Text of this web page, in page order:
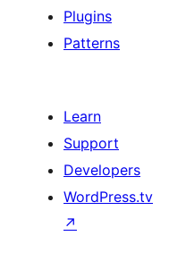
Plugins
Patterns
Learn
Support
Developers
WordPress.tv
↗